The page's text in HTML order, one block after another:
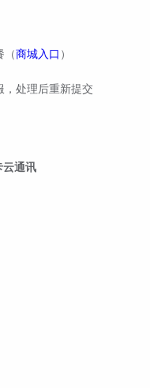
（商城入口 ）
，处理后重新提交
云通讯